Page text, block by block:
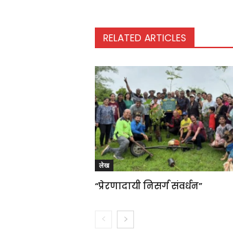
RELATED ARTICLES
लेख
“प्रेरणादायी निसर्ग संवर्धन”